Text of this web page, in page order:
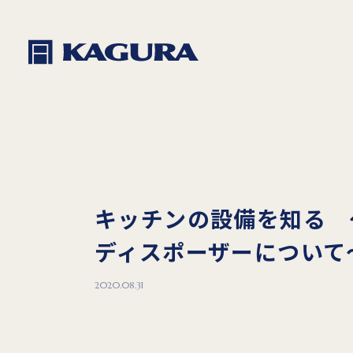
キッチンの設備を知る
ディスポーザーについて
2020.08.31